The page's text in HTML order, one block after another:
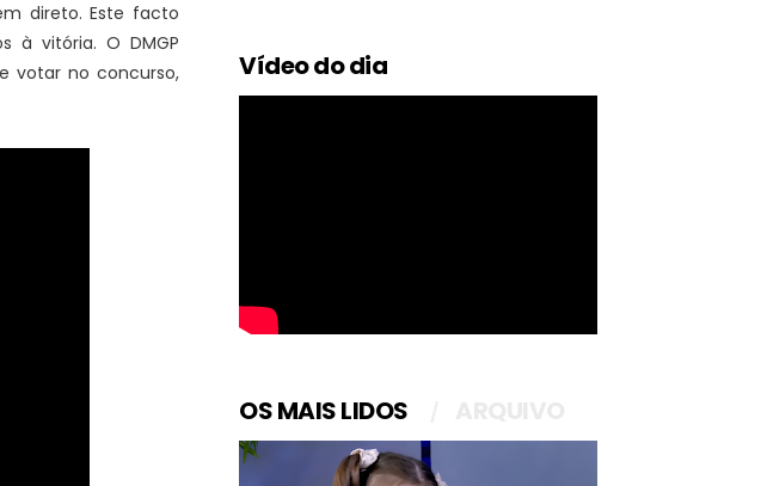
direto. Este facto
à vitória. O DMGP
votar no concurso,
Vídeo do dia
OS MAIS LIDOS